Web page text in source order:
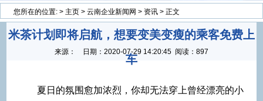
您所在的位置: > 主页 > 云南企业新闻网 > 资讯 > 正文
米茶计划即将启航，想要变美变瘦的乘客免费上
车
来源： 日期： 2020-07-29 14:20:45 阅读：897
夏日的氛围愈加浓烈，你却无法穿上曾经漂亮的小